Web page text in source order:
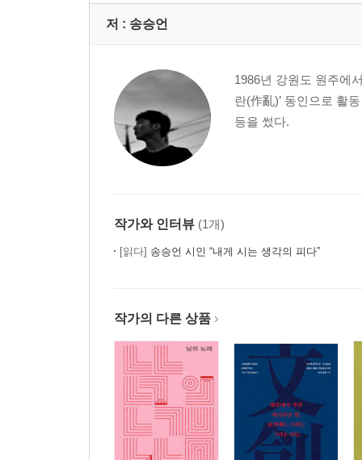
저 : 송승언
1986년 강원도 원주에
란(作亂)’ 동인으로 활
등을 썼다.
작가와 인터뷰 (1개)
[읽다] 송승언 시인 “내게 시는 생각의 피다”
작가의 다른 상품